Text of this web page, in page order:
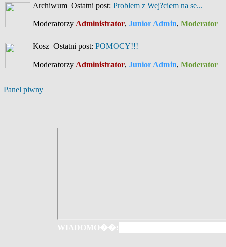
Archiwum Ostatni post: Problem z Wej?ciem na se...
Moderatorzy Administrator, Junior Admin, Moderator
Kosz Ostatni post: POMOCY!!!
Moderatorzy Administrator, Junior Admin, Moderator
Panel piwny
WIADOMO��: